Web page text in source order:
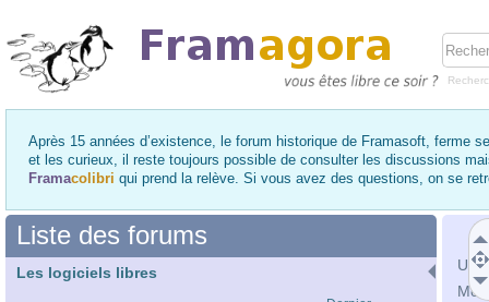
Après 15 années d’existence, le forum historique de Framasoft, ferme
et les curieux, il reste toujours possible de consulter les discussions
Framacolibri qui prend la relève. Si vous avez des questions, on se
Mot
Liste des forums
Les logiciels libres